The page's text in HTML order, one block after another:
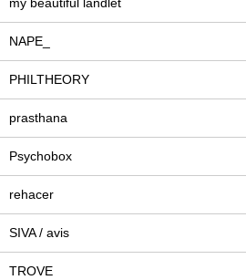
my beautiful landlet
NAPE_
PHILTHEORY
prasthana
Psychobox
rehacer
SIVA / avis
TROVE